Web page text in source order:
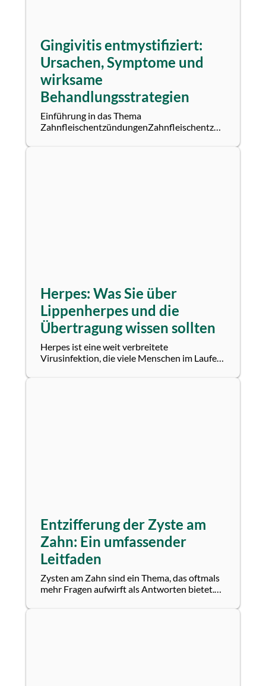
Gingivitis entmystifiziert:
Ursachen, Symptome und
wirksame
Behandlungsstrategien
Einführung in das Thema
ZahnfleischentzündungenZahnfleischentzündungen,
Herpes: Was Sie über
Lippenherpes und die
Übertragung wissen sollten
Herpes ist eine weit verbreitete
Virusinfektion, die viele Menschen im Laufe
Entzifferung der Zyste am
Zahn: Ein umfassender
Leitfaden
Zysten am Zahn sind ein Thema, das oftmals
mehr Fragen aufwirft als Antworten bietet.